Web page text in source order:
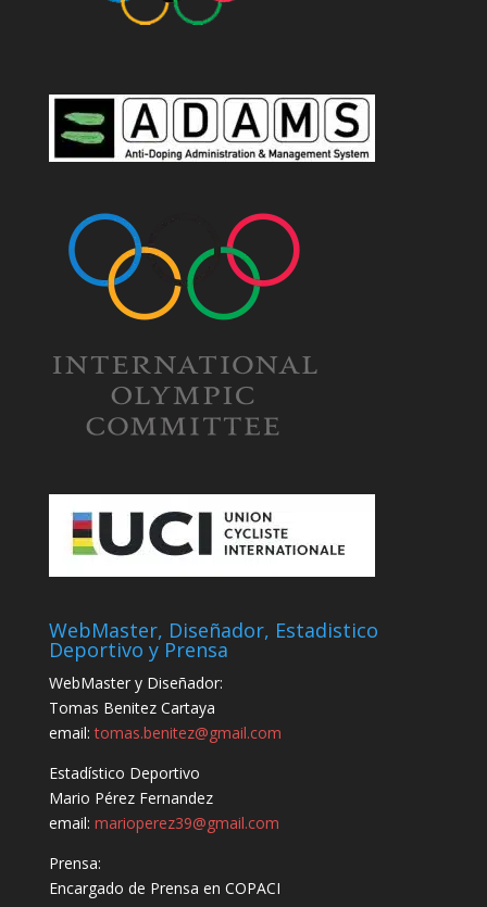
WebMaster, Diseñador, Estadistico
Deportivo y Prensa
WebMaster y Diseñador:
Tomas Benitez Cartaya
email:tomas.benitez@gmail.com
Estadístico Deportivo
Mario Pérez Fernandez
email: marioperez39@gmail.com
Prensa:
Encargado de Prensa en COPACI